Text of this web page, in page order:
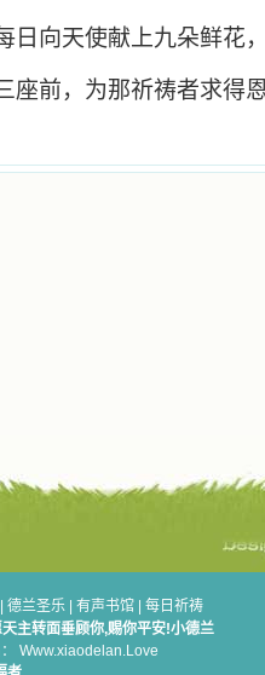
日向天使献上九朵鲜花
座前，为那祈祷者求得
德兰圣乐 有声书馆
每日祈祷
主转面垂顾你,赐你平安!小德兰
Www.xiaodelan.Love